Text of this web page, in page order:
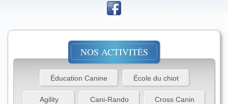
NOS ACTIVITÉS
Éducation Canine École du chiot
Agility Cani-Rando Cross Canin